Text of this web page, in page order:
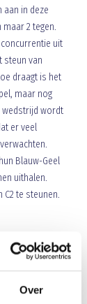
Over
aan in deze
2 tegen.
uit
steun van
draagt is het
maar nog
wedstrijd wordt
er veel
Blauw-Geel
uithalen.
te steunen.